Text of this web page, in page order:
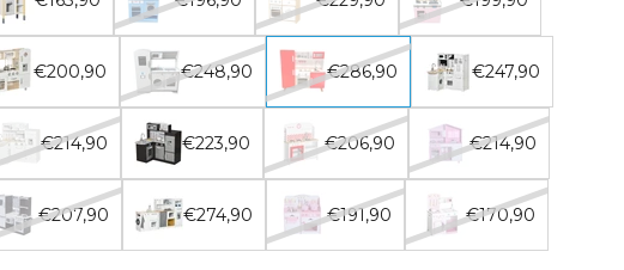
€200,90 €248,90 €286,90 €247,90
€214,90 €223,90 €206,90 €214,90
€207,90 €274,90 €191,90 €170,90